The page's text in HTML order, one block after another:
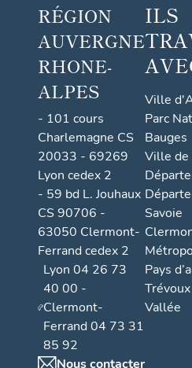
RÉGION
AUVERGNE
RHONE-
ALPES
- 101 cours
Charlemagne CS
20033 - 69269
Lyon cedex 2
- 59 bd L. Jouhaux
CS 90706 -
63050 Clermont-
Ferrand cedex 2
Lyon 04 26 73
40 00 -
Clermont-
Ferrand 04 73 31
85 92
Nous contacter
ILS
Ville
Parc
Bauges
Ville de
Savoie
Pays
Vallée